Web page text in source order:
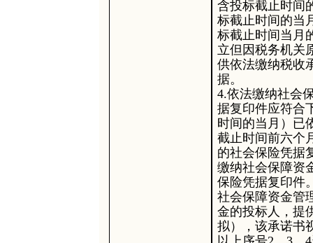
含投标截止时间
标截止时间的当
标截止时间当月
立但因税务机关
供依法缴纳税收
据。
4.依法缴纳社会
据复印件应符合
时间的当月）已
截止时间前六个
的社会保险凭据
缴纳社会保障资
保险凭据复印件
社会保障资金管
金的投标人，提
拟），该承诺书